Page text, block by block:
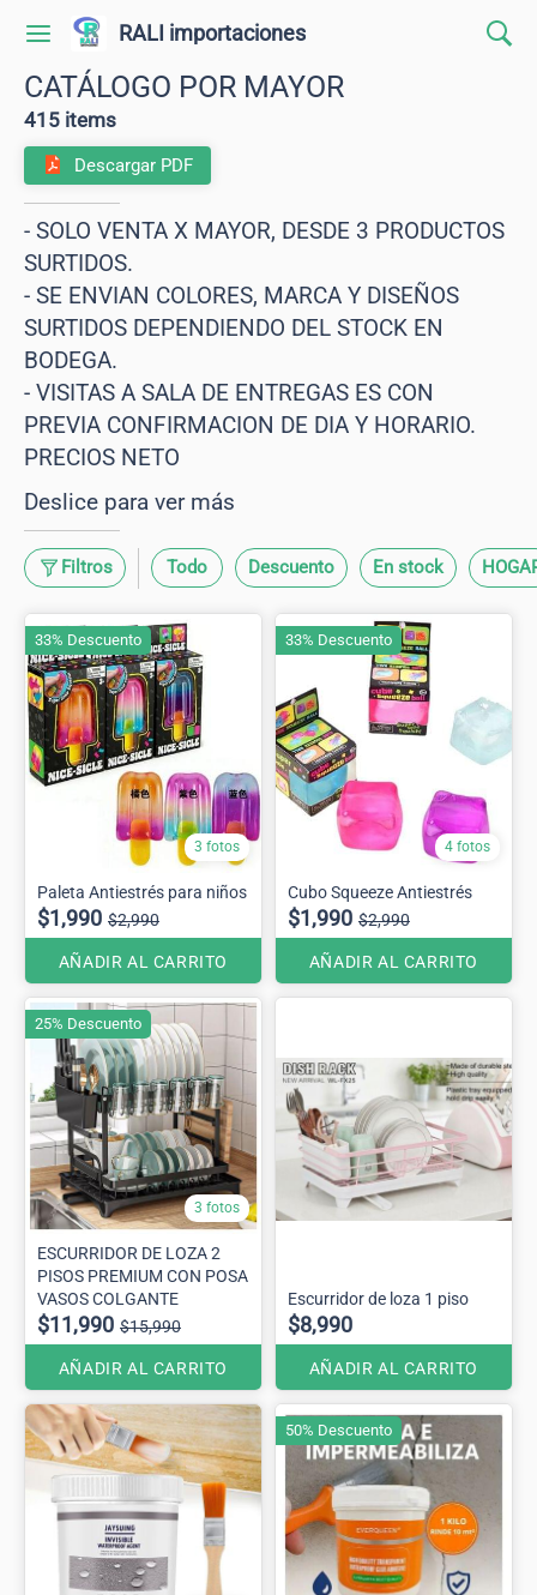
RALI importaciones
CATÁLOGO POR MAYOR
415 items
Descargar PDF
- SOLO VENTA X MAYOR, DESDE 3 PRODUCTOS
SURTIDOS.
- SE ENVIAN COLORES, MARCA Y DISEÑOS
SURTIDOS DEPENDIENDO DEL STOCK EN
BODEGA.
- VISITAS A SALA DE ENTREGAS ES CON
PREVIA CONFIRMACION DE DIA Y HORARIO.
PRECIOS NETO
Deslice para ver más
Filtros Todo Descuento En stock
3 fotos
Paleta Antiestrés para niños
$1,990 $2,990
AÑADIR AL CARRITO
33% Descuento
4 fotos
Cubo Squeeze Antiestrés
$1,990 $2,990
AÑADIR AL CARRITO
33% Descuento
3 fotos
ESCURRIDOR DE LOZA 2
PISOS PREMIUM CON POSA
VASOS COLGANTE
$11,990 $15,990
AÑADIR AL CARRITO
25% Descuento
Escurridor de loza 1 piso
$8,990
AÑADIR AL CARRITO
50% Descuento